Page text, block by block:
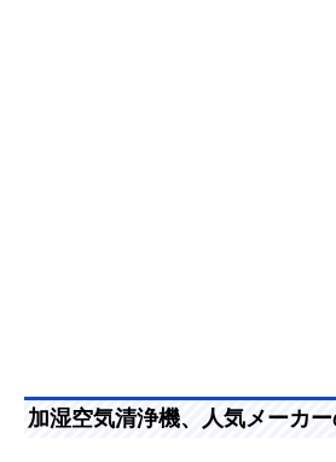
加湿空気清浄機、人気メーカ